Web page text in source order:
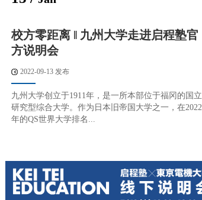
校方零距离 ‖ 九州大学走进启程塾官
方说明会
2022-09-13 发布
九州大学创立于1911年，是一所本部位于福冈的国立
研究型综合大学。作为日本旧帝国大学之一，在2022
年的QS世界大学排名...